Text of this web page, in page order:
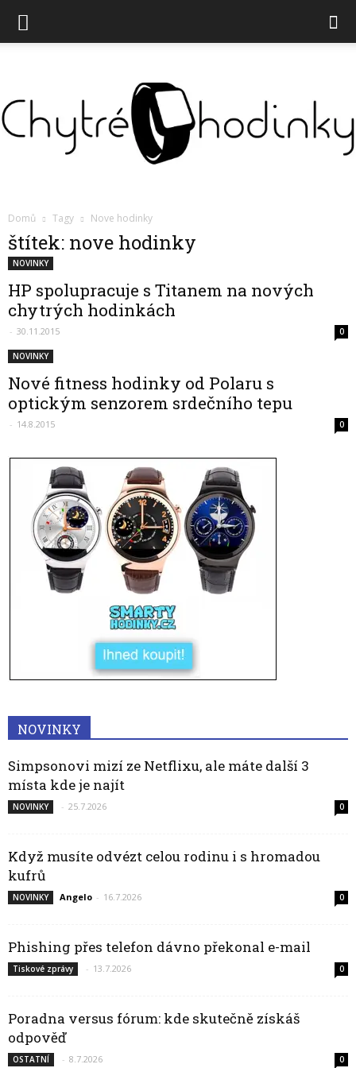
Domů Tagy Nove hodinky
štítek: nove hodinky
NOVINKY
HP spolupracuje s Titanem na nových
chytrých hodinkách
- 30.11.2015 0
NOVINKY
Nové fitness hodinky od Polaru s
optickým senzorem srdečního tepu
- 14.8.2015 0
NOVINKY
Simpsonovi mizí ze Netflixu, ale máte další 3
místa kde je najít
NOVINKY - 25.7.2026 0
Když musíte odvézt celou rodinu i s hromadou
kufrů
NOVINKY Angelo - 16.7.2026 0
Phishing přes telefon dávno překonal e-mail
Tiskové zprávy - 13.7.2026 0
Poradna versus fórum: kde skutečně získáš
odpověď
OSTATNÍ - 8.7.2026 0